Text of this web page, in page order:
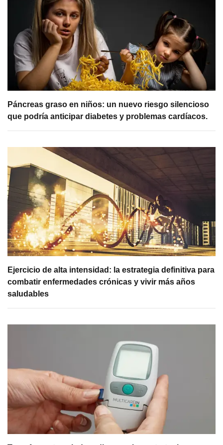
Páncreas graso en niños: un nuevo riesgo silencioso
que podría anticipar diabetes y problemas cardíacos.
Ejercicio de alta intensidad: la estrategia definitiva para
combatir enfermedades crónicas y vivir más años
saludables